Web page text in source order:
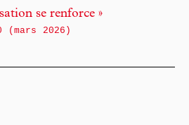
se renforce »
(mars 2026)